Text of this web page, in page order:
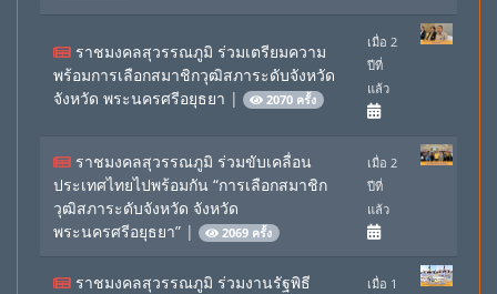
ราชมงคลสุวรรณภูมิ ร่วมเตรียมความ
พร้อมการเลือกสมาชิกวุฒิสภาระดับจังหวัด
จังหวัด พระนครศรีอยุธยา | 2070 ครั้ง
เมื่อ 2
ปีที่
แล้ว
ราชมงคลสุวรรณภูมิ ร่วมขับเคลื่อน
ประเทศไทยไปพร้อมกัน “การเลือกสมาชิก
วุฒิสภาระดับจังหวัด จังหวัด
พระนครศรีอยุธยา” | 2069 ครั้ง
เมื่อ 2
ปีที่
แล้ว
ราชมงคลสุวรรณภูมิ ร่วมงานรัฐพิธี
เมื่อ 1